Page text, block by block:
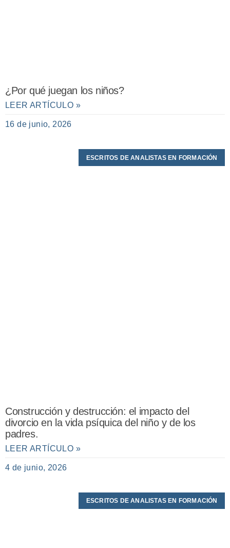
¿Por qué juegan los niños?
LEER ARTÍCULO »
16 de junio, 2026
ESCRITOS DE ANALISTAS EN FORMACIÓN
Construcción y destrucción: el impacto del
divorcio en la vida psíquica del niño y de los
padres.
LEER ARTÍCULO »
4 de junio, 2026
ESCRITOS DE ANALISTAS EN FORMACIÓN